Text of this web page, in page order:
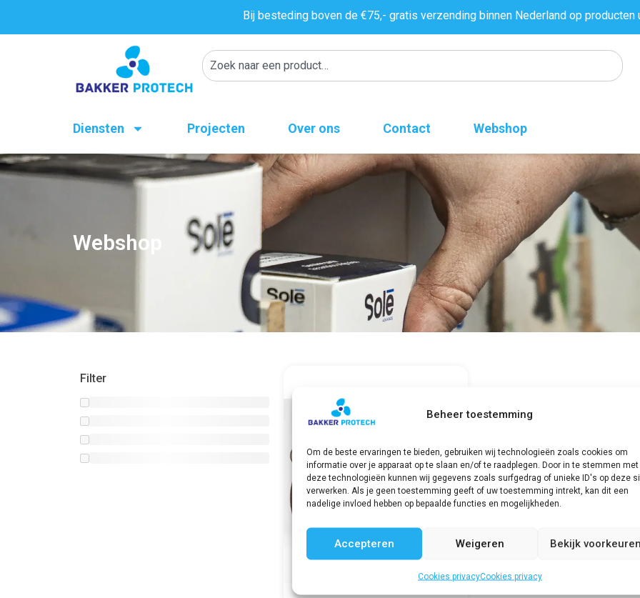
Beheer toestemming
Om de beste ervaringen te bieden, gebruiken wij technologieën zoals cookies om
informatie over je apparaat op te slaan en/of te raadplegen. Door in te stemmen met
deze technologieën kunnen wij gegevens zoals surfgedrag of unieke ID's op deze
verwerken. Als je geen toestemming geeft of uw toestemming intrekt, kan dit een
nadelige invloed hebben op bepaalde functies en mogelijkheden.
Accepteren Weigeren Bekijk
Cookies privacyCookies privacy
Bij besteding boven de €75,- gratis verzending binnen Nederland op
Diensten Projecten Over ons Contact Webshop
Webshop
Filter